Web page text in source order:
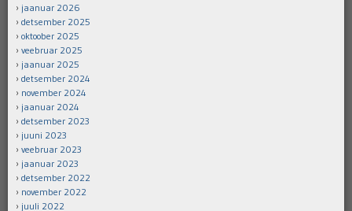
jaanuar 2026
detsember 2025
oktoober 2025
veebruar 2025
jaanuar 2025
detsember 2024
november 2024
jaanuar 2024
detsember 2023
juuni 2023
veebruar 2023
jaanuar 2023
detsember 2022
november 2022
juuli 2022